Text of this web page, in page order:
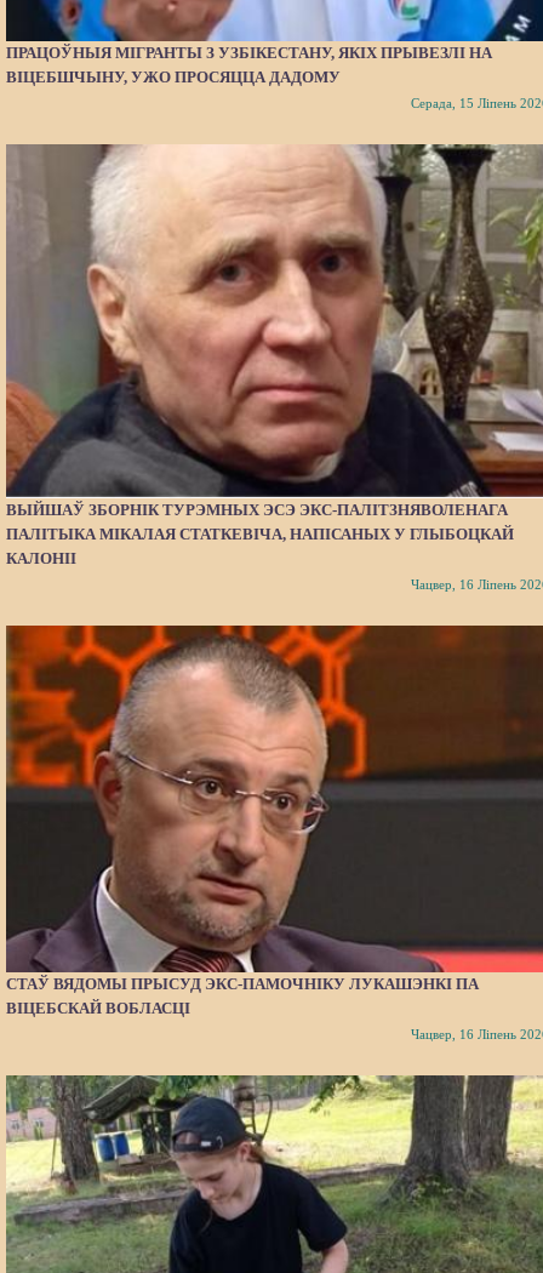
ПРАЦОЎНЫЯ МІГРАНТЫ З УЗБІКЕСТАНУ, ЯКІХ ПРЫВЕЗЛІ НА
ВІЦЕБШЧЫНУ, УЖО ПРОСЯЦЦА ДАДОМУ
Серада, 15 Ліпень
ВЫЙШАЎ ЗБОРНІК ТУРЭМНЫХ ЭСЭ ЭКС-ПАЛІТЗНЯВОЛЕНАГА
ПАЛІТЫКА МІКАЛАЯ СТАТКЕВІЧА, НАПІСАНЫХ У ГЛЫБОЦКАЙ
КАЛОНІІ
Чацвер, 16 Ліпень
СТАЎ ВЯДОМЫ ПРЫСУД ЭКС-ПАМОЧНІКУ ЛУКАШЭНКІ ПА
ВІЦЕБСКАЙ ВОБЛАСЦІ
Чацвер, 16 Ліпень